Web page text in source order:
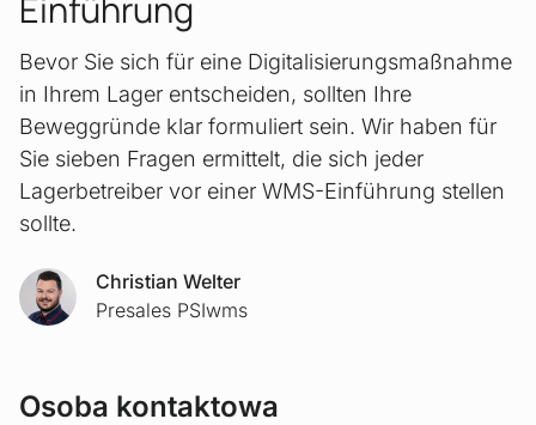
Bevor Sie sich für eine Digitalisierungsmaßnahme
in Ihrem Lager entscheiden, sollten Ihre
Beweggründe klar formuliert sein. Wir haben für
Sie sieben Fragen ermittelt, die sich jeder
Lagerbetreiber vor einer WMS-Einführung stellen
sollte.
Christian Welter
Presales PSIwms
Osoba kontaktowa